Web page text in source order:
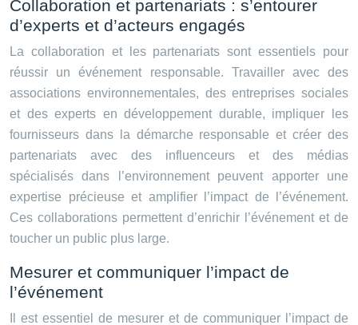
Collaboration et partenariats : s’entourer
d’experts et d’acteurs engagés
La collaboration et les partenariats sont essentiels pour
réussir un événement responsable. Travailler avec des
associations environnementales, des entreprises sociales
et des experts en développement durable, impliquer les
fournisseurs dans la démarche responsable et créer des
partenariats avec des influenceurs et des médias
spécialisés dans l’environnement peuvent apporter une
expertise précieuse et amplifier l’impact de l’événement.
Ces collaborations permettent d’enrichir l’événement et de
toucher un public plus large.
Mesurer et communiquer l’impact de
l’événement
Il est essentiel de mesurer et de communiquer l’impact de